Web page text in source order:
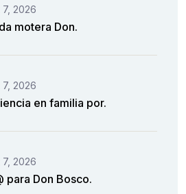
7, 2026
motera Don.
7, 2026
en familia por.
7, 2026
para Don Bosco.